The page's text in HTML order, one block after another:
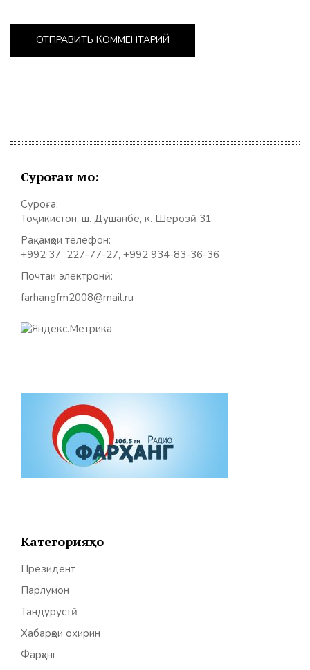
Суроғаи мо:
Суроға:
Тоҷикистон, ш. Душанбе, к. Шерозӣ 31
Рақамҳои телефон:
+992 37 227-77-27, +992 934-83-36-36
Почтаи электронӣ:
farhangfm2008@mail.ru
Категорияҳо
Президент
Парлумон
Тандурустӣ
Хабарҳои охирин
Фарҳанг